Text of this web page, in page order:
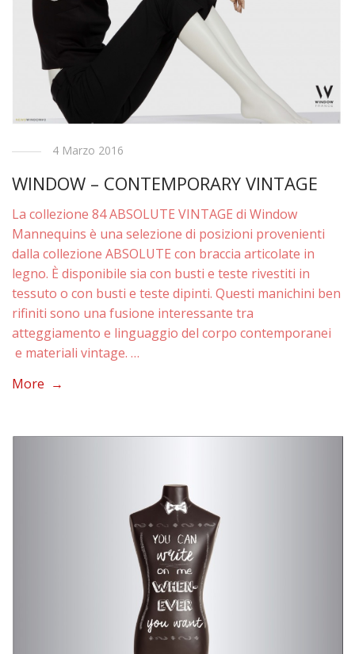
4 Marzo 2016
WINDOW – CONTEMPORARY VINTAGE
La collezione 84 ABSOLUTE VINTAGE di Window
Mannequins è una selezione di posizioni provenienti
dalla collezione ABSOLUTE con braccia articolate in
legno. È disponibile sia con busti e teste rivestiti in
tessuto o con busti e teste dipinti. Questi manichini ben
rifiniti sono una fusione interessante tra
atteggiamento e linguaggio del corpo contemporanei
e materiali vintage. …
More →